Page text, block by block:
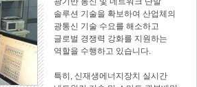
솔루션 기술을 확보하여 산업체의
광통신 기술 수요를 해소하고
글로벌 경쟁력 강화를 지원하는
역할을 수행하고 있습니다.
특히, 신재생에너지장치 실시간